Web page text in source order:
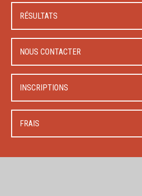
RÉSULTATS
NOUS CONTACTER
INSCRIPTIONS
FRAIS